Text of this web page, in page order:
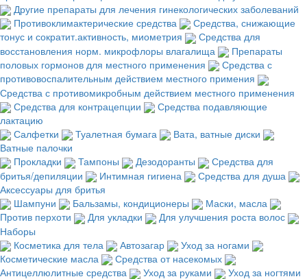
Другие препараты для лечения гинекологических заболеваний
Противоклимактерические средства
Средства, снижающие
тонус и сократит.активность, миометрия
Средства для
восстановления норм. микрофлоры влагалища
Препараты
половых гормонов для местного применения
Средства с
противовоспалительным действием местного примения
Средства с противомикробным действием местного применения
Средства для контрацепции
Средства подавляющие
лактацию
Салфетки
Туалетная бумага
Вата, ватные диски
Ватные палочки
Прокладки
Тампоны Дезодоранты
Средства для
бритья/депиляции
Интимная гигиена
Средства для душа
Аксессуары для бритья
Шампуни
Бальзамы, кондиционеры
Маски, масла
Против перхоти
Для укладки
Для улучшения роста волос
Наборы
Косметика для тела
Автозагар
Уход за ногами
Косметические масла
Средства от насекомых
Антицеллюлитные средства
Уход за руками
Уход за ногтями